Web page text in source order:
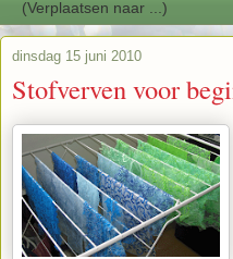
dinsdag 15 juni 2010
Stofverven voor